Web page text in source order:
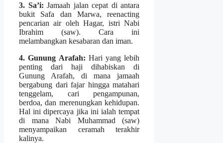
3. Sa’i: Jamaah jalan cepat di antara
bukit Safa dan Marwa, reenacting
pencarian air oleh Hagar, istri Nabi
Ibrahim (saw). Cara ini
melambangkan kesabaran dan iman.
4. Gunung Arafah: Hari yang lebih
penting dari haji dihabiskan di
Gunung Arafah, di mana jamaah
bergabung dari fajar hingga matahari
tenggelam, cari pengampunan,
berdoa, dan merenungkan kehidupan.
Hal ini dipercaya jika ini ialah tempat
di mana Nabi Muhammad (saw)
menyampaikan ceramah terakhir
kalinya.